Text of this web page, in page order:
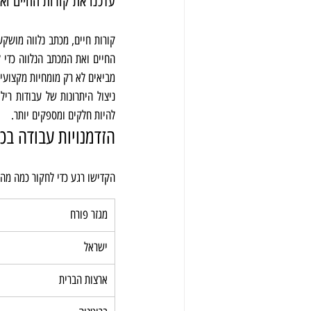
מביאים לא רק מומחיות
להיות חלקים ומספקים יותר.
הזדמנויות עבודה
הקדישו רגע כדי לחקור כמה
מגזר פורח
ישראל
ארצות הברית